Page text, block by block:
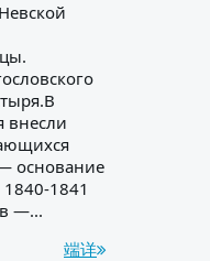
внесли
основание
1841
—...
端详